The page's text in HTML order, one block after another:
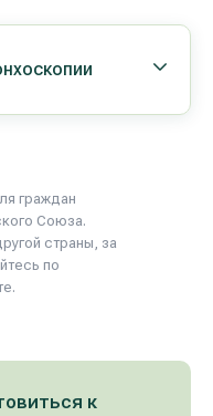
граждан
Союза.
страны, за
по
к